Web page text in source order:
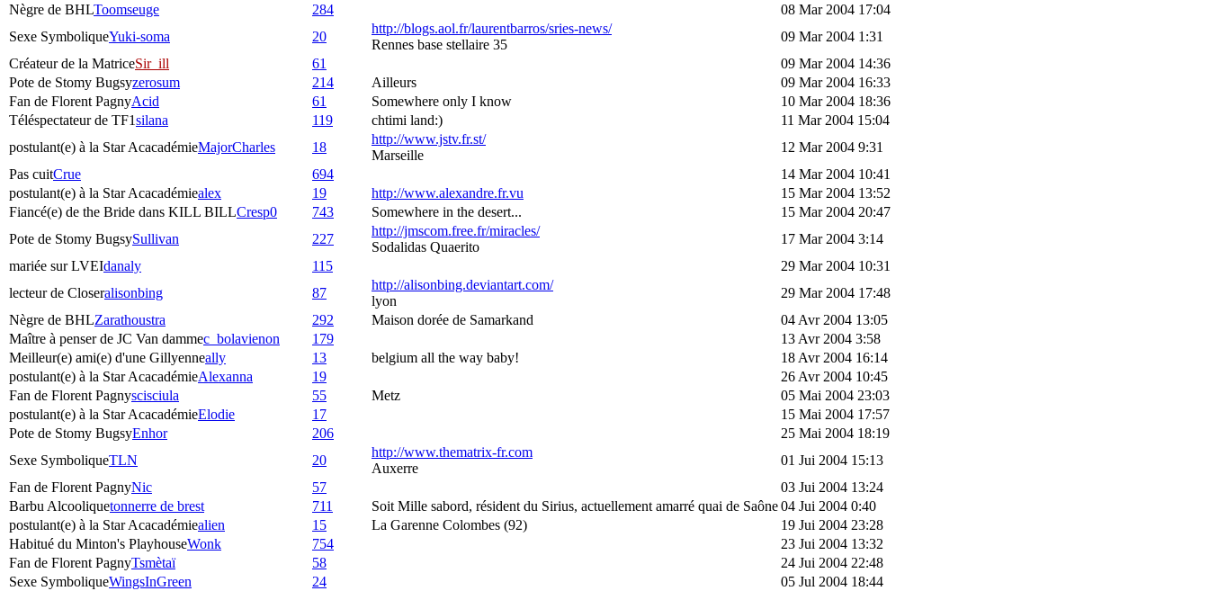
Nègre de BHLToomseuge 284
08 Mar 2004 17:04
Sexe SymboliqueYuki-soma 20
http://blogs.aol.fr/laurentbarros/sries-news/
Rennes base stellaire 35
09 Mar 2004 1:31
Créateur de la MatriceSir_ill 61
09 Mar 2004 14:36
Pote de Stomy Bugsyzerosum 214 Ailleurs
09 Mar 2004 16:33
Fan de Florent PagnyAcid 61 Somewhere only I know
10 Mar 2004 18:36
Téléspectateur de TF1silana 119 chtimi land:)
11 Mar 2004 15:04
postulant(e) à la Star AcacadémieMajorCharles 18
http://www.jstv.fr.st/
Marseille
12 Mar 2004 9:31
Pas cuitCrue 694
14 Mar 2004 10:41
postulant(e) à la Star Acacadémiealex 19 http://www.alexandre.fr.vu
15 Mar 2004 13:52
Fiancé(e) de the Bride dans KILL BILLCresp0 743 Somewhere in the desert...
15 Mar 2004 20:47
Pote de Stomy BugsySullivan 227
http://jmscom.free.fr/miracles/
Sodalidas Quaerito
17 Mar 2004 3:14
mariée sur LVEIdanaly 115
29 Mar 2004 10:31
lecteur de Closeralisonbing 87
http://alisonbing.deviantart.com/
lyon
29 Mar 2004 17:48
Nègre de BHLZarathoustra 292 Maison dorée de Samarkand
04 Avr 2004 13:05
Maître à penser de JC Van dammec_bolavienon 179
13 Avr 2004 3:58
Meilleur(e) ami(e) d'une Gillyenneally 13 belgium all the way baby!
18 Avr 2004 16:14
postulant(e) à la Star AcacadémieAlexanna 19
26 Avr 2004 10:45
Fan de Florent Pagnyscisciula 55 Metz
05 Mai 2004 23:03
postulant(e) à la Star AcacadémieElodie 17
15 Mai 2004 17:57
Pote de Stomy BugsyEnhor 206
25 Mai 2004 18:19
Sexe SymboliqueTLN 20
http://www.thematrix-fr.com
Auxerre
01 Jui 2004 15:13
Fan de Florent PagnyNic 57
03 Jui 2004 13:24
Barbu Alcooliquetonnerre de brest 711 Soit Mille sabord, résident du Sirius, actuellement amarré quai de Saône04 Jui 2004 0:40
postulant(e) à la Star Acacadémiealien 15 La Garenne Colombes (92)
19 Jui 2004 23:28
Habitué du Minton's PlayhouseWonk 754
23 Jui 2004 13:32
Fan de Florent PagnyTsmètaï 58
24 Jui 2004 22:48
Sexe SymboliqueWingsInGreen 24
05 Jul 2004 18:44